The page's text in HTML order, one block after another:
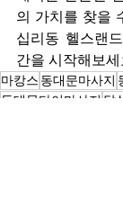
의 가치를 찾을
십리동 헬스랜
간을 시작해보세
마캉스 동대문마사지
동대문타이마사지 답